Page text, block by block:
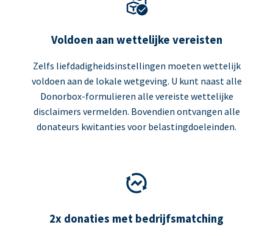
Voldoen aan wettelijke vereisten
Zelfs liefdadigheidsinstellingen moeten wettelijk
voldoen aan de lokale wetgeving. U kunt naast alle
Donorbox-formulieren alle vereiste wettelijke
disclaimers vermelden. Bovendien ontvangen alle
donateurs kwitanties voor belastingdoeleinden.
2x donaties met bedrijfsmatching